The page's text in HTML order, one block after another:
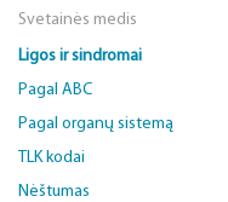
Svetainės medis
Ligos ir sindromai
Pagal ABC
Pagal organų sistemą
TLK kodai
Nėštumas